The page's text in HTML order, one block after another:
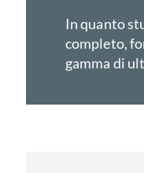
In quanto
completo,
gamma di